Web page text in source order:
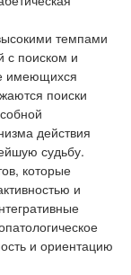
темпами
с поиском и
имеющихся
поиски
действия
судьбу.
которые
и
и ориентацию